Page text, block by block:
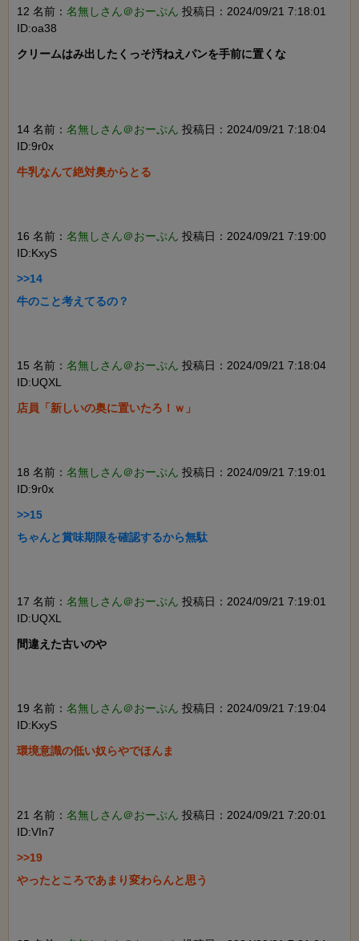
12 名前： 名無しさん＠おーぷん 投稿日：2024/09/21 7:18:01
ID:oa38
クリームはみ出したくっそ汚ねえパンを手前に置くな
14 名前： 名無しさん＠おーぷん 投稿日：2024/09/21 7:18:04
ID:9r0x
牛乳なんて絶対奥からとる
16 名前： 名無しさん＠おーぷん 投稿日：2024/09/21 7:19:00
ID:KxyS
>>14
牛のこと考えてるの？
15 名前： 名無しさん＠おーぷん 投稿日：2024/09/21 7:18:04
ID:UQXL
店員「新しいの奥に置いたろ！ｗ」
18 名前： 名無しさん＠おーぷん 投稿日：2024/09/21 7:19:01
ID:9r0x
>>15
ちゃんと賞味期限を確認するから無駄
17 名前： 名無しさん＠おーぷん 投稿日：2024/09/21 7:19:01
ID:UQXL
間違えた古いのや
19 名前： 名無しさん＠おーぷん 投稿日：2024/09/21 7:19:04
ID:KxyS
環境意識の低い奴らやでほんま
21 名前： 名無しさん＠おーぷん 投稿日：2024/09/21 7:20:01
ID:VIn7
>>19
やったところであまり変わらんと思う